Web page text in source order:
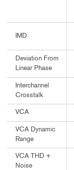
IMD
Deviation From
Linear Phase
Interchannel
Crosstalk
VCA
VCA Dynamic
Range
VCA THD +
Noise